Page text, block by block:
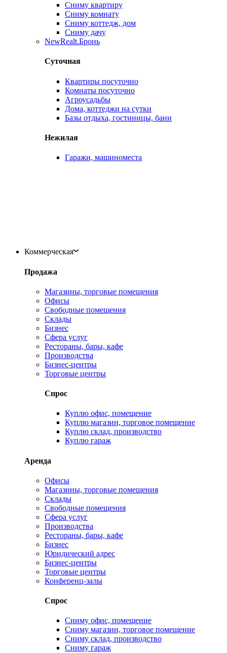
Сниму квартиру
Сниму комнату
Сниму коттедж, дом
Сниму дачу
NewRealt.Бронь
Суточная
Квартиры посуточно
Комнаты посуточно
Агроусадьбы
Дома, коттеджи на сутки
Базы отдыха, гостиницы, бани
Нежилая
Гаражи, машиноместа
Коммерческая
Продажа
Магазины, торговые помещения
Офисы
Свободные помещения
Склады
Бизнес
Сфера услуг
Рестораны, бары, кафе
Производства
Бизнес-центры
Торговые центры
Спрос
Куплю офис, помещение
Куплю магазин, торговое помещение
Куплю склад, производство
Куплю гараж
Аренда
Офисы
Магазины, торговые помещения
Склады
Свободные помещения
Сфера услуг
Производства
Рестораны, бары, кафе
Бизнес
Юридический адрес
Бизнес-центры
Торговые центры
Конференц-залы
Спрос
Сниму офис, помещение
Сниму магазин, торговое помещение
Сниму склад, производство
Сниму гараж